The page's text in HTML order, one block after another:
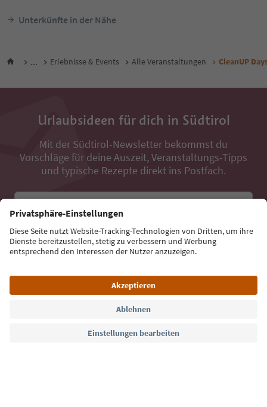
Unterkünfte in der Nähe
... Erlebnisse & Events Alle Veranstaltungen CleanUP
Urlaubsideen für dich in Südtirol
Mit der Südtirol-Newsletter bekommst du
Vorschläge für deine Auszeit, Veranstaltungs-Tipps
und typische Rezepte direkt ins Postfach.
Jetzt anmelden